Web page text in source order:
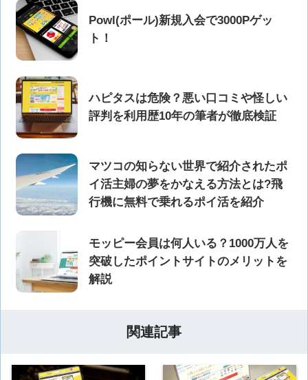
Powl(ポール)新規入会で3000Pゲッ
ト！
ハピタスは危険？悪い口コミや怪しい
評判を利用歴10年の筆者が徹底検証
マツコの知らない世界で紹介されたポ
イ活主婦の夢をかなえる方法とは?飛
行機に無料で乗れるポイ活を紹介
モッピー会員は何人いる？1000万人を
突破したポイントサイトのメリットを
解説
関連記事